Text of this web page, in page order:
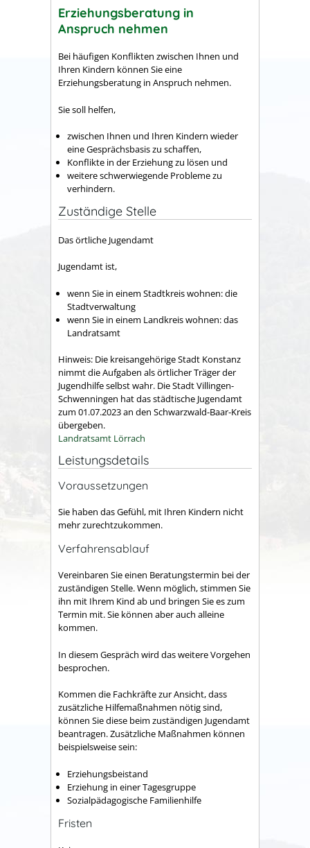
Erziehungsberatung in
Anspruch nehmen
Bei häufigen Konflikten zwischen Ihnen und
Ihren Kindern können Sie eine
Erziehungsberatung in Anspruch nehmen.
Sie soll helfen,
zwischen Ihnen und Ihren Kindern wieder
eine Gesprächsbasis zu schaffen,
Konflikte in der Erziehung zu lösen und
weitere schwerwiegende Probleme zu
verhindern.
Zuständige Stelle
Das örtliche Jugendamt
Jugendamt ist,
wenn Sie in einem Stadtkreis wohnen: die
Stadtverwaltung
wenn Sie in einem Landkreis wohnen: das
Landratsamt
Hinweis: Die kreisangehörige Stadt Konstanz
nimmt die Aufgaben als örtlicher Träger der
Jugendhilfe selbst wahr. Die Stadt Villingen-
Schwenningen hat das städtische Jugendamt
zum 01.07.2023 an den Schwarzwald-Baar-Kreis
übergeben.
Landratsamt Lörrach
Leistungsdetails
Voraussetzungen
Sie haben das Gefühl, mit Ihren Kindern nicht
mehr zurechtzukommen.
Verfahrensablauf
Vereinbaren Sie einen Beratungstermin bei der
zuständigen Stelle. Wenn möglich, stimmen Sie
ihn mit Ihrem Kind ab und bringen Sie es zum
Termin mit. Sie können aber auch alleine
kommen.
In diesem Gespräch wird das weitere Vorgehen
besprochen.
Kommen die Fachkräfte zur Ansicht, dass
zusätzliche Hilfemaßnahmen nötig sind,
können Sie diese beim zuständigen Jugendamt
beantragen. Zusätzliche Maßnahmen können
beispielsweise sein:
Erziehungsbeistand
Erziehung in einer Tagesgruppe
Sozialpädagogische Familienhilfe
Fristen